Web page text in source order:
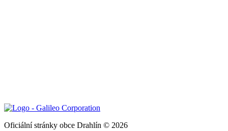
Oficiální stránky obce Drahlín © 2026